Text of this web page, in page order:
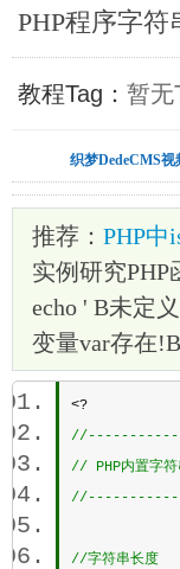
PHP程序字符
教程Tag： 暂无
织梦DedeCMS视
推荐： PHP中
实例研究PHP
echo ' B未定
变量var存在
<?
// PHP内置字符
//字符串长度